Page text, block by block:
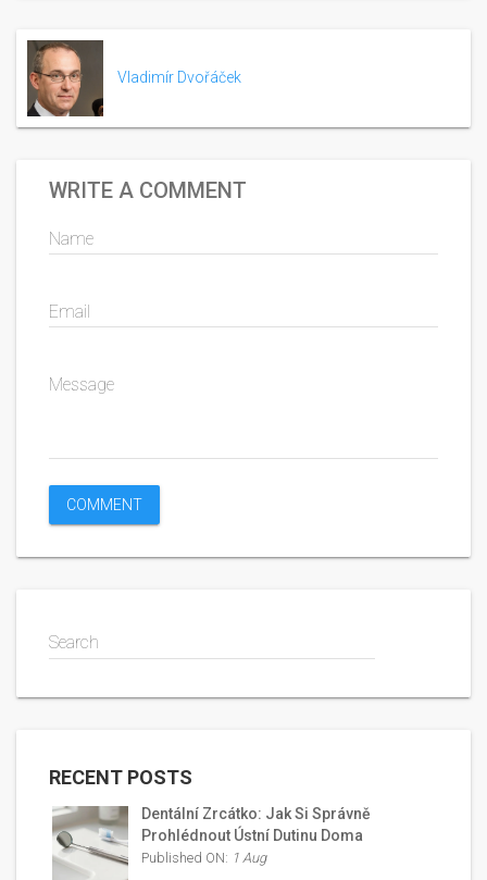
Vladimír Dvořáček
WRITE A COMMENT
Name
Email
Message
Search
RECENT POSTS
Dentální Zrcátko: Jak Si Správně
Prohlédnout Ústní Dutinu Doma
Published ON: 1 Aug